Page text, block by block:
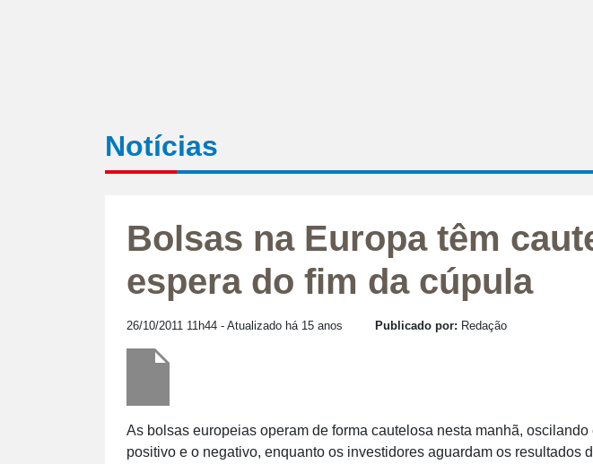
Notícias
Bolsas na Europa têm
espera do fim da cúpula
26/10/2011 11h44 - Atualizado há 15 anos Publicado por: Redação
As bolsas europeias operam de forma cautelosa nesta manhã, oscilando
positivo e o negativo, enquanto os investidores aguardam os resultados